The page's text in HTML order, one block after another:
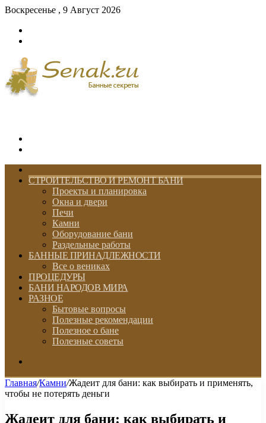
Воскресенье , 9 Август 2026
СТРОИТЕЛЬСТВО И РЕМОНТ БАНИ
Проекты и планировка
Окна и двери
Печи
Камни
Оборудование бани
Раздельные работы
БАННЫЕ ПРИНАДЛЕЖНОСТИ
Все о вениках
ПРОЦЕДУРЫ
БАНИ НАРОДОВ МИРА
РАЗНОЕ
Бытовые вопросы
Полезные рекомендации
Полезное о бане
Полезные советы
Главная/Камни/Жадеит для бани: как выбирать и применять,
чтобы не потерять деньги
Жадеит для бани: как выбирать и